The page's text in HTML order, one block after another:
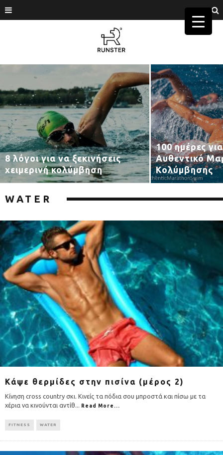
8 λόγοι για να ξεκινήσεις
χειμερινή κολύμβηση
100 ημέρες
Αυθεντικό
Κολύμβησης
WATER
Κάψε θερμίδες στην πισίνα (μέρος 2)
Κίνηση cross country σκι. Κινείς τα πόδια σου μπροστά και πίσω με τα
χέρια να κινούνται αντίθ... Read More...
FITNESS WATER